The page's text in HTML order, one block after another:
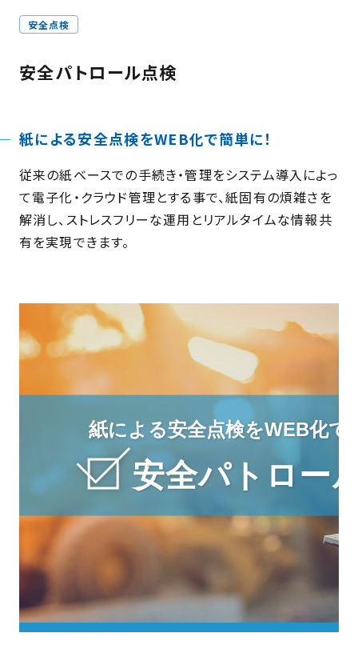
安全点検
安全パトロール点検
紙による安全点検をWEB化で簡単に！
従来の紙ベースでの手続き・管理をシステム導入によっ
て電子化・クラウド管理とする事で、紙固有の煩雑さを
解消し、ストレスフリーな運用とリアルタイムな情報共
有を実現できます。